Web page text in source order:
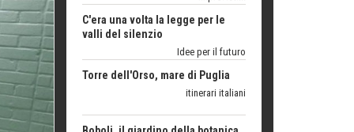
Idee per il futuro
Torre dell'Orso, mare di Puglia
itinerari italiani
Boboli, il giardino della botanica